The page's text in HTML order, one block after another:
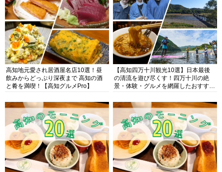
高知地元愛され居酒屋名店10選！昼
飲みからどっぷり深夜まで 高知の酒
と肴を満喫！【高知グルメPro】
【高知四万十川観光10選】日本最後
の清流を遊び尽くす！四万十川の絶
景・体験・グルメを網羅したおすすめ